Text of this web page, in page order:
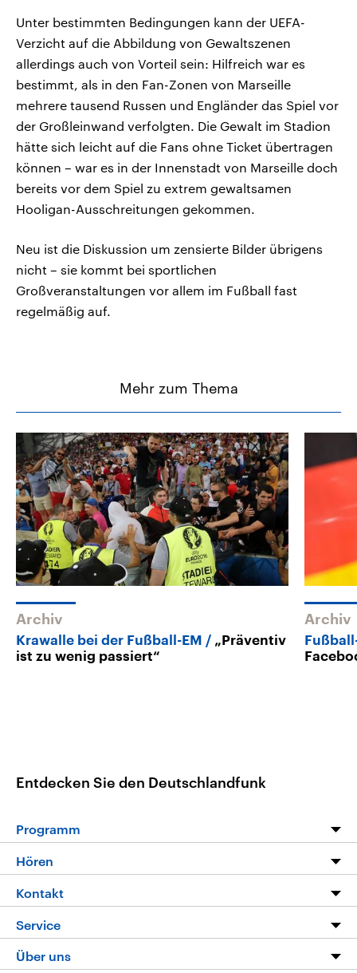
Unter bestimmten Bedingungen kann der UEFA-
Verzicht auf die Abbildung von Gewaltszenen
allerdings auch von Vorteil sein: Hilfreich war es
bestimmt, als in den Fan-Zonen von Marseille
mehrere tausend Russen und Engländer das Spiel vor
der Großleinwand verfolgten. Die Gewalt im Stadion
hätte sich leicht auf die Fans ohne Ticket übertragen
können – war es in der Innenstadt von Marseille doch
bereits vor dem Spiel zu extrem gewaltsamen
Hooligan-Ausschreitungen gekommen.
Neu ist die Diskussion um zensierte Bilder übrigens
nicht – sie kommt bei sportlichen
Großveranstaltungen vor allem im Fußball fast
regelmäßig auf.
Mehr zum Thema
Archiv
Krawalle bei der Fußball-EM
„Präventiv
ist zu wenig passiert“
Archiv
Entdecken Sie den Deutschlandfunk
Programm
Die Nachrichten
Nachrichtenleicht
Neue Beiträge auf dlf.de
Hören
Livestream
Podcasts
Deutschlandfunk App
Kontakt
Service
FAQ
Über uns